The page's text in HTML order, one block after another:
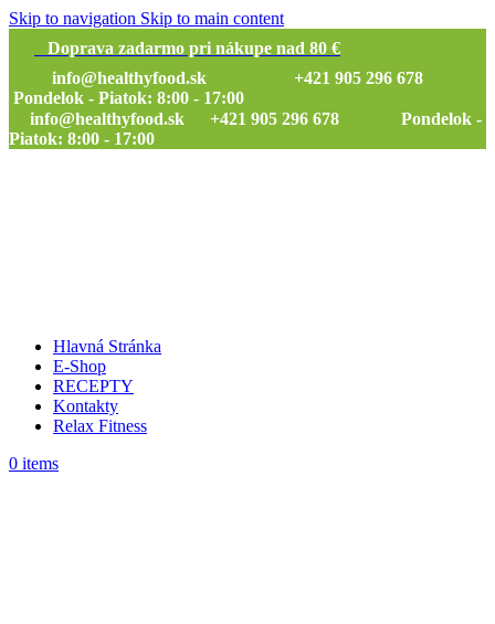
Skip to navigation Skip to main content
Doprava zadarmo pri nákupe nad 80 €
info@healthyfood.sk
+421 905 296 678
Pondelok - Piatok: 8:00 - 17:00
info@healthyfood.sk
+421 905 296 678 Pondelok -
Piatok: 8:00 - 17:00
Hlavná Stránka
E-Shop
RECEPTY
Kontakty
Relax Fitness
0 items